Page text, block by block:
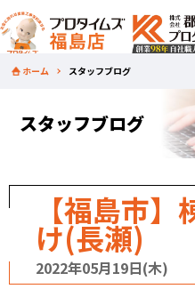
ホーム スタッフブログ
スタッフブログ
【福島市
け(長瀬)
2022年05月19日(木)